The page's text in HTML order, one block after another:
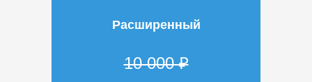
Расширенный
10 000 ₽